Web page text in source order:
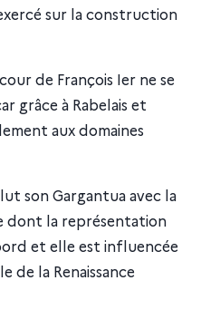
sur la construction
de François Ier ne se
grâce à Rabelais et
aux domaines
son Gargantua avec la
dont la représentation
et elle est influencée
de la Renaissance